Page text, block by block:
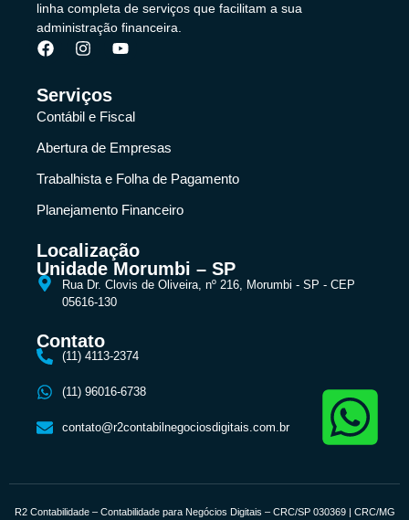
linha completa de serviços que facilitam a sua
administração financeira.
Serviços
Contábil e Fiscal
Abertura de Empresas
Trabalhista e Folha de Pagamento
Planejamento Financeiro
Localização
Unidade Morumbi – SP
Rua Dr. Clovis de Oliveira, nº 216, Morumbi - SP - CEP
05616-130
Contato
(11) 4113-2374
(11) 96016-6738
contato@r2contabilnegociosdigitais.com.br
R2 Contabilidade – Contabilidade para Negócios Digitais – CRC/SP 030369 | CRC/MG